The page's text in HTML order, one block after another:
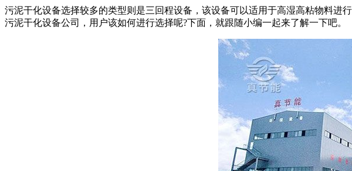
污泥干化设备选择较多的类型则是三回程设备，该设备可以适用于高湿高粘物料
污泥干化设备公司，用户该如何进行选择呢?下面，就跟随小编一起来了解一下吧。